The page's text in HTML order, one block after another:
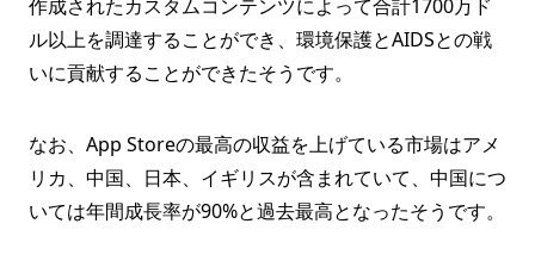
作成されたカスタムコンテンツによって合計1700万ド
ル以上を調達することができ、環境保護とAIDSとの戦
いに貢献することができたそうです。
なお、App Storeの最高の収益を上げている市場はアメ
リカ、中国、日本、イギリスが含まれていて、中国につ
いては年間成長率が90%と過去最高となったそうです。